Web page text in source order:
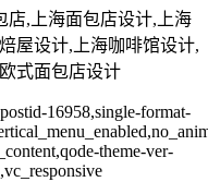
店,上海面包店设计,上海
屋设计,上海咖啡馆设计,
式面包店设计
16958,single-format-
theme-ver-